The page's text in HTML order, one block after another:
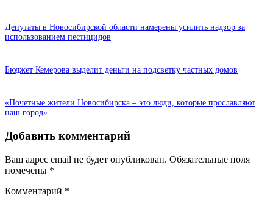
Депутаты в Новосибирской области намерены усилить надзор за
использованием пестицидов
Бюджет Кемерова выделит деньги на подсветку частных домов
«Почетные жители Новосибирска – это люди, которые прославляют
наш город»
Добавить комментарий
Ваш адрес email не будет опубликован. Обязательные поля
помечены *
Комментарий *